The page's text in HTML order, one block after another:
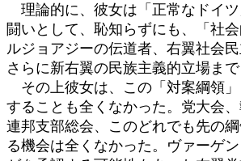
理論的に、彼女は「正常なドイ
闘いとして、恥知らずにも、「社
ルジョアジーの伝道者、右翼社会民
さらに新右翼の民族主義的立場まで
その上彼女は、この「対案綱領
することも全くなかった。党大会、
連邦支部総会、このどれでも先の
る機会は全くなかった。ヴァーゲ